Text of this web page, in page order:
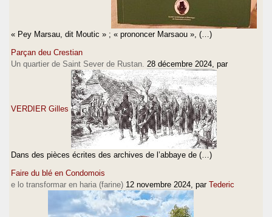
« Pey Marsau, dit Moutic » ; « prononcer Marsaou », (…)
Parçan deu Crestian
Un quartier de Saint Sever de Rustan. 28 décembre 2024 , par
VERDIER Gilles
Dans des pièces écrites des archives de l’abbaye de (…)
Faire du blé en Condomois
e lo transformar en haria (farine) 12 novembre 2024 , par Tederic